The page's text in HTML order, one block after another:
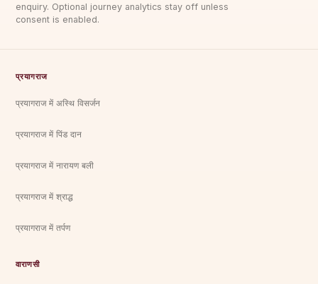
enquiry. Optional journey analytics stay off unless
consent is enabled.
प्रयागराज
प्रयागराज में अस्थि विसर्जन
प्रयागराज में पिंड दान
प्रयागराज में नारायण बली
प्रयागराज में श्राद्ध
प्रयागराज में तर्पण
वाराणसी